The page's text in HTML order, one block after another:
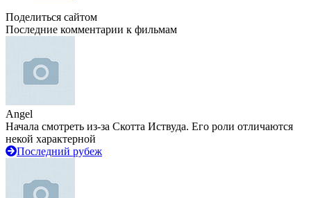
Поделиться сайтом
Последние комментарии к фильмам
Angel
Начала смотреть из-за Скотта Иствуда. Его роли отличаются
некой характерной
Последний рубеж